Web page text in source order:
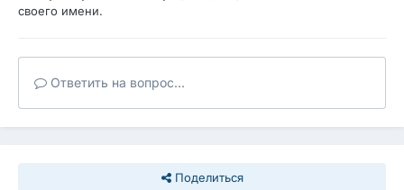
своего имени.
Ответить на вопрос...
Поделиться